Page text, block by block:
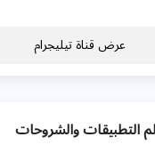
عرض قناة تيليجرام
التطبيقات والشروحات